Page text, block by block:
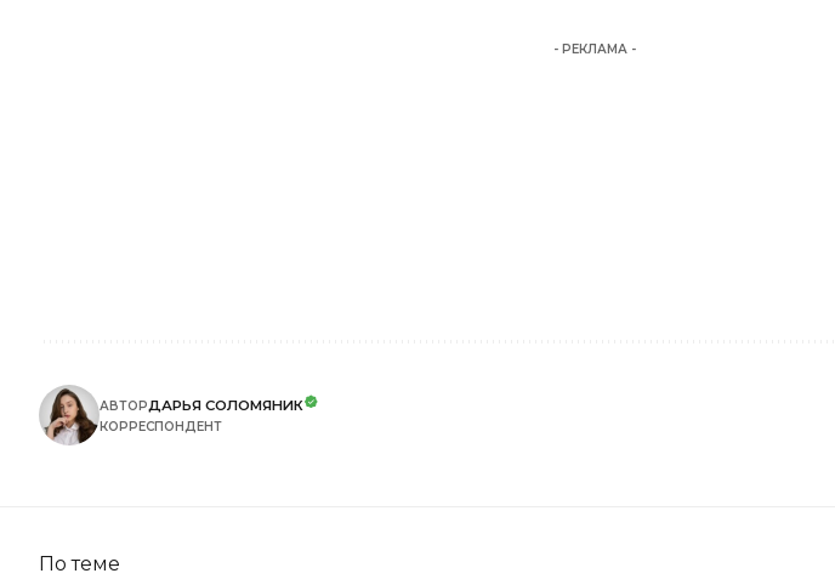
- РЕКЛАМА -
АВТОРДАРЬЯ СОЛОМЯНИК
КОРРЕСПОНДЕНТ
По теме